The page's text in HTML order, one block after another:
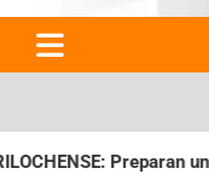
Argentina
a puro espectáculo